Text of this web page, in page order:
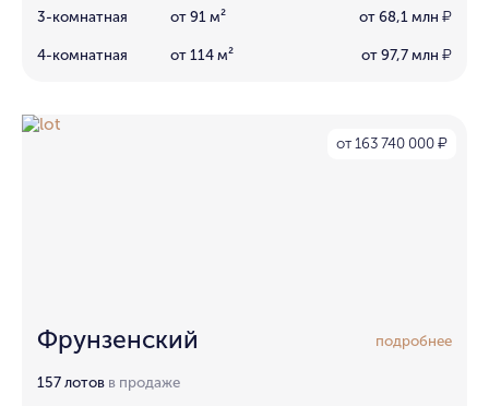
3-комнатная от 91 м² от 68,1 млн ₽
4-комнатная от 114 м² от 97,7 млн ₽
от 163 740 000 ₽
Фрунзенский подробнее
157 лотов в продаже